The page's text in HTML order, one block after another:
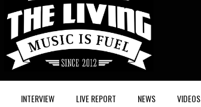
INTERVIEW LIVE REPORT NEWS VIDEOS